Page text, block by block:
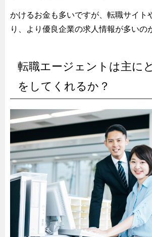
かけるお金も多いですが、転職サイト
り、より優良企業の求人情報が多いの
転職エージェントは主に
をしてくれるか？